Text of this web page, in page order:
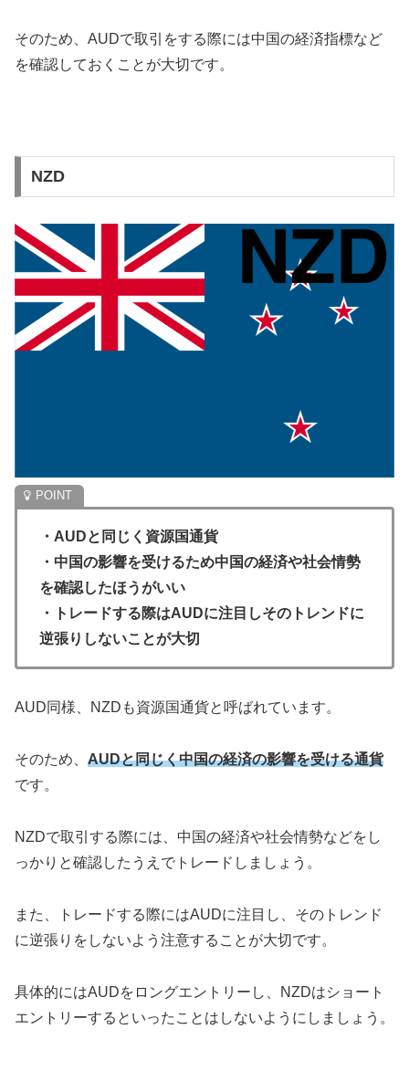
そのため、AUDで取引をする際には中国の経済指標など
を確認しておくことが大切です。
NZD
・AUDと同じく資源国通貨
・中国の影響を受けるため中国の経済や社会情勢
を確認したほうがいい
・トレードする際はAUDに注目しそのトレンドに
逆張りしないことが大切
AUD同様、NZDも資源国通貨と呼ばれています。
そのため、 AUDと同じく中国の経済の影響を受ける通貨
です。
NZDで取引する際には、中国の経済や社会情勢などをし
っかりと確認したうえでトレードしましょう。
また、トレードする際にはAUDに注目し、そのトレンド
に逆張りをしないよう注意することが大切です。
具体的にはAUDをロングエントリーし、NZDはショート
エントリーするといったことはしないようにしましょう。